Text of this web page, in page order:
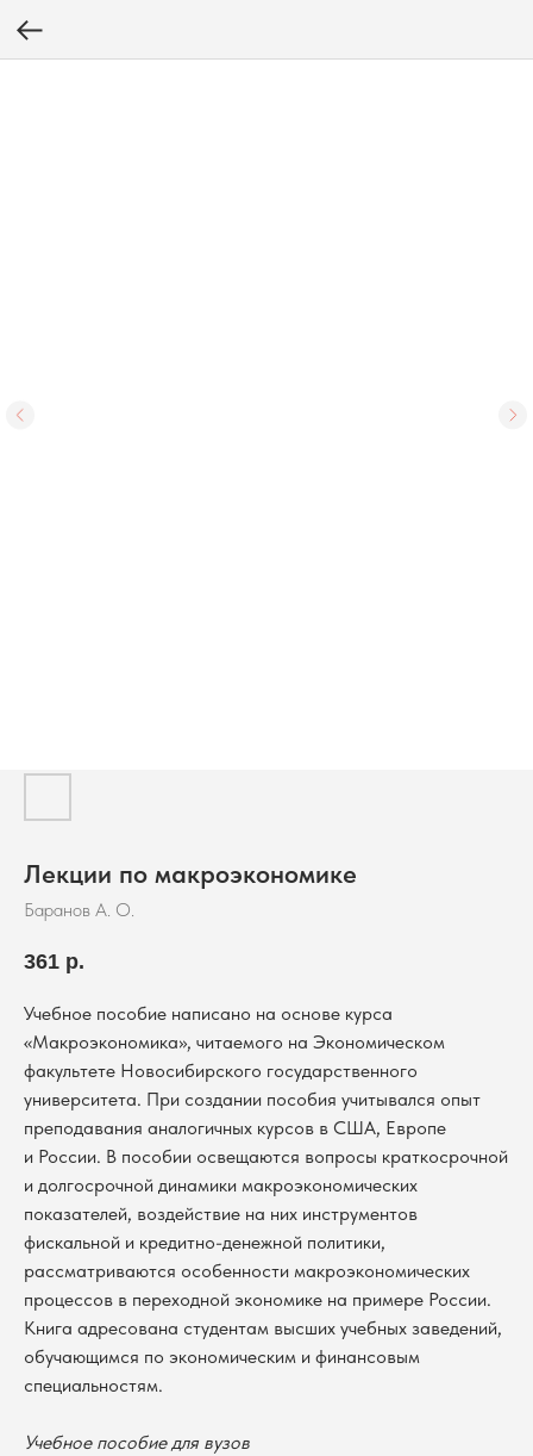
Лекции по макроэкономике
Баранов А. О.
361 р.
Учебное пособие написано на основе курса
«Макроэкономика», читаемого на Экономическом
факультете Новосибирского государственного
университета. При создании пособия учитывался опыт
преподавания аналогичных курсов в США, Европе
и России. В пособии освещаются вопросы краткосрочной
и долгосрочной динамики макроэкономических
показателей, воздействие на них инструментов
фискальной и кредитно-денежной политики,
рассматриваются особенности макроэкономических
процессов в переходной экономике на примере России.
Книга адресована студентам высших учебных заведений,
обучающимся по экономическим и финансовым
специальностям.
Учебное пособие для вузов